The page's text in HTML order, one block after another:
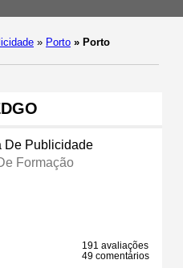
» Porto » Porto
De Publicidade
Formação
191 avaliações
49 comentários